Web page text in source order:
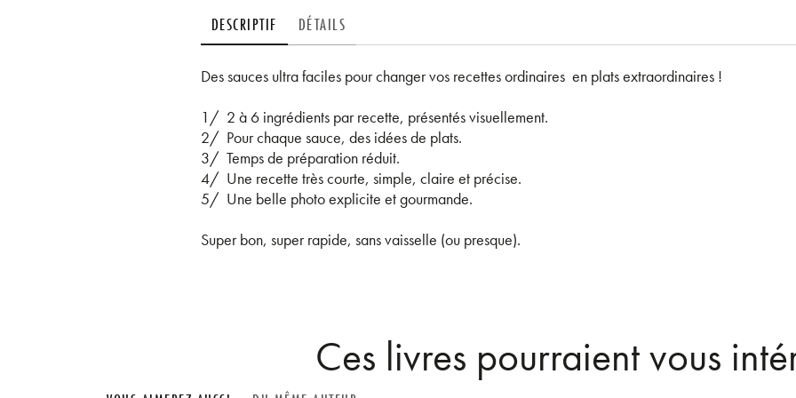
DESCRIPTIF DÉTAILS
Des sauces ultra faciles pour changer vos recettes ordinaires en plats extraordinaires !
1/ 2 à 6 ingrédients par recette, présentés visuellement.
2/ Pour chaque sauce, des idées de plats.
3/ Temps de préparation réduit.
4/ Une recette très courte, simple, claire et précise.
5/ Une belle photo explicite et gourmande.
Super bon, super rapide, sans vaisselle (ou presque).
Ces livres pourraient vous